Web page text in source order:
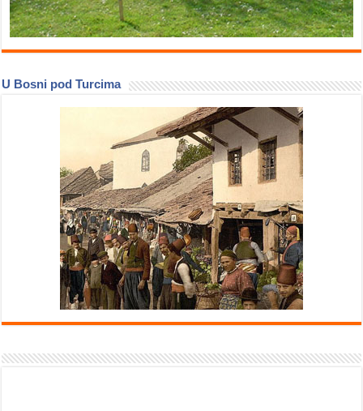
U Bosni pod Turcima